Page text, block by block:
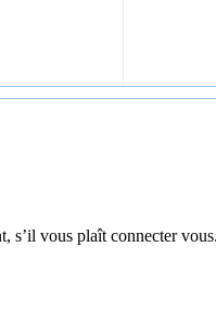
s’il vous plaît connecter